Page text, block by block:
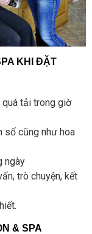
KHI ĐẶT
quá tải trong giờ
số cũng như hoa
ngày
trò chuyện, kết
& SPA